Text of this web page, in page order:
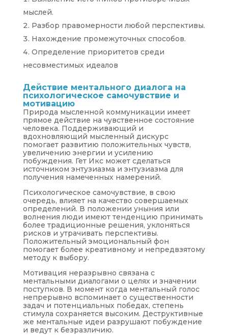
мыслей.
Разбор правомерности любой перспективы.
Нахождение промежуточных способов.
Определение приоритетов среди
несовместимых идеалов
Действие ментального диалога на
психологическое самочувствие и
мотивацию
Природа мысленной коммуникации имеет
прямое действие на чувственное состояние
человека. Поддерживающий и
вдохновляющий мысленный дискурс
помогает развитию положительных чувств,
увеличению энергии и усилению
побуждения. Гет Икс может сделаться
источником энтузиазма и энтузиазма для
получения намеченных намерений.
Психологическое самочувствие, в свою
очередь, влияет на качество совершаемых
определений. В положении уныния или
волнения люди имеют тенденцию принимать
более традиционные решения, уклоняться
рисков и утрачивать перспективы.
Положительный эмоциональный фон
помогает более креативному и непредвзятому
методу к выбору.
Мотивация неразрывно связана с
ментальными диалогами о целях и значении
поступков. В момент когда ментальный голос
непрерывно вспоминает о существенности
задач и потенциальных победах, степень
стимула сохраняется высоким. Деструктивные
же ментальные идеи разрушают побуждение
и ведут к безразличию.